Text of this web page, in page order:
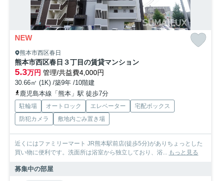
NEW
熊本市西区春日
熊本市西区春日３丁目の賃貸マンション
5.3万円 管理/共益費4,000円
30.66㎡ (1K) /築9年 /10階建
鹿児島本線「熊本」駅 徒歩7分
駐輪場 オートロック エレベーター
宅配ボックス
防犯カメラ
敷地内ごみ置き場
近くにはファミリーマート JR熊本駅前店(徒歩5分)がありちょっとした
買い物に便利です。洗面所は浴室から独立しており、浴... もっと見る
募集中の部屋